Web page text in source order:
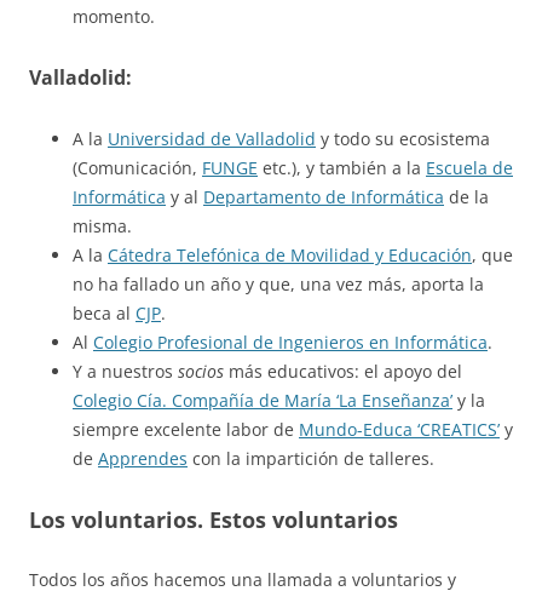
momento.
Valladolid:
A la Universidad de Valladolid y todo su ecosistema
(Comunicación, FUNGE etc.), y también a la Escuela de
Informática y al Departamento de Informática de la
misma.
A la Cátedra Telefónica de Movilidad y Educación, que
no ha fallado un año y que, una vez más, aporta la
beca al CJP.
Al Colegio Profesional de Ingenieros en Informática.
Y a nuestros socios más educativos: el apoyo del
Colegio Cía. Compañía de María ‘La Enseñanza’ y la
siempre excelente labor de Mundo-Educa ‘CREATICS’ y
de Apprendes con la impartición de talleres.
Los voluntarios. Estos voluntarios
Todos los años hacemos una llamada a voluntarios y